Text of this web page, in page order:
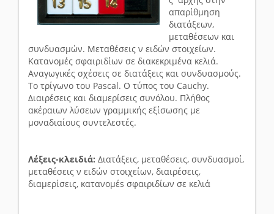
απαρίθμηση
διατάξεων,
μεταθέσεων και
συνδυασμών. Μεταθέσεις ν ειδών στοιχείων.
Κατανομές σφαιριδίων σε διακεκριμένα κελιά.
Αναγωγικές σχέσεις σε διατάξεις και συνδυασμούς.
Το τρίγωνο του Pascal. Ο τύπος του Cauchy.
Διαιρέσεις και διαμερίσεις συνόλου. Πλήθος
ακέραιων λύσεων γραμμικής εξίσωσης με
μοναδιαίους συντελεστές.
Λέξεις-κλειδιά: Διατάξεις, μεταθέσεις, συνδυασμοί,
μεταθέσεις ν ειδών στοιχείων, διαιρέσεις,
διαμερίσεις, κατανομέs σφαιριδίων σε κελιά